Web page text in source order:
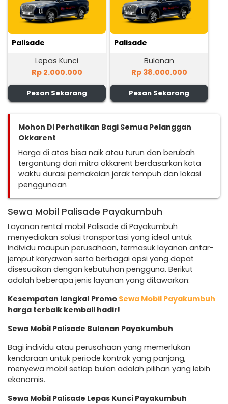
Palisade
Lepas Kunci
Rp 2.000.000
Pesan Sekarang
Palisade
Bulanan
Rp 38.000.000
Pesan Sekarang
Mohon Di Perhatikan Bagi Semua Pelanggan
Okkarent
Harga di atas bisa naik atau turun dan berubah
tergantung dari mitra okkarent berdasarkan kota
waktu durasi pemakaian jarak tempuh dan lokasi
penggunaan
Sewa Mobil Palisade Payakumbuh
Layanan rental mobil Palisade di Payakumbuh
menyediakan solusi transportasi yang ideal untuk
individu maupun perusahaan, termasuk layanan antar-
jemput karyawan serta berbagai opsi yang dapat
disesuaikan dengan kebutuhan pengguna. Berikut
adalah beberapa jenis layanan yang ditawarkan:
Kesempatan langka! Promo Sewa Mobil Payakumbuh
harga terbaik kembali hadir!
Sewa Mobil Palisade Bulanan Payakumbuh
Bagi individu atau perusahaan yang memerlukan
kendaraan untuk periode kontrak yang panjang,
menyewa mobil setiap bulan adalah pilihan yang lebih
ekonomis.
Sewa Mobil Palisade Lepas Kunci Payakumbuh